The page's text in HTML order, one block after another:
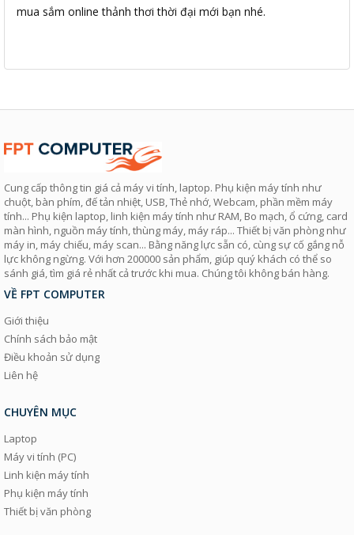
mua sắm online thảnh thơi thời đại mới bạn nhé.
Cung cấp thông tin giá cả máy vi tính, laptop. Phụ kiện máy tính như
chuột, bàn phím, đế tản nhiệt, USB, Thẻ nhớ, Webcam, phần mềm máy
tính... Phụ kiện laptop, linh kiện máy tính như RAM, Bo mạch, ổ cứng, card
màn hình, nguồn máy tính, thùng máy, máy ráp... Thiết bị văn phòng như
máy in, máy chiếu, máy scan... Bằng năng lực sẵn có, cùng sự cố gắng nỗ
lực không ngừng. Với hơn 200000 sản phẩm, giúp quý khách có thể so
sánh giá, tìm giá rẻ nhất cả trước khi mua. Chúng tôi không bán hàng.
VỀ FPT COMPUTER
Giới thiệu
Chính sách bảo mật
Điều khoản sử dụng
Liên hệ
CHUYÊN MỤC
Laptop
Máy vi tính (PC)
Linh kiện máy tính
Phụ kiện máy tính
Thiết bị văn phòng